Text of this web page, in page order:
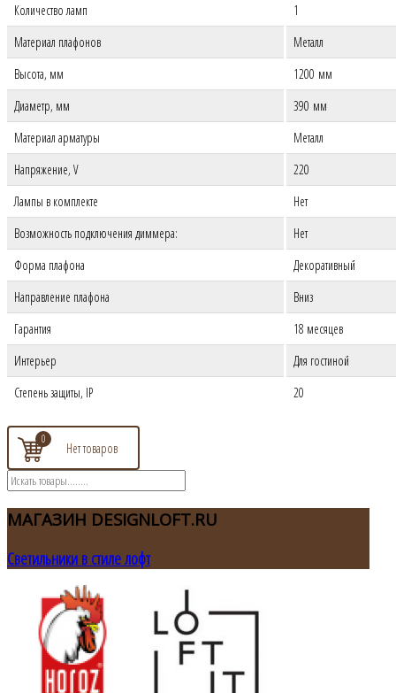
Количество ламп
1
Материал плафонов
Металл
Высота, мм
1200 мм
Диаметр, мм
390 мм
Материал арматуры
Металл
Напряжение, V
220
Лампы в комплекте
Нет
Возможность подключения диммера:
Нет
Форма плафона
Декоративный
Направление плафона
Вниз
Гарантия
18 месяцев
Интерьер
Для гостиной
Степень защиты, IP
20
0
МАГАЗИН DESIGNLOFT.RU
Светильники в стиле лофт